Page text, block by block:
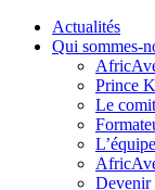
Actualités
Qui sommes-
Prince
Le
L’équipe
Devenir